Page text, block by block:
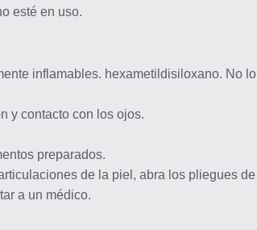
esté en uso.
inflamables. hexametildisiloxano. No
y contacto con los ojos.
preparados.
de la piel, abra los pliegues
a un médico.